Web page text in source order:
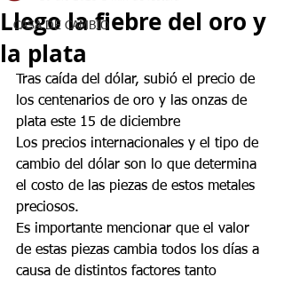
CASA DE CAMBIO
Llego la fiebre del oro y
la plata
Tras caída del dólar, subió el precio de
los centenarios de oro y las onzas de
plata este 15 de diciembre
Los precios internacionales y el tipo de
cambio del dólar son lo que determina
el costo de las piezas de estos metales
preciosos.
Es importante mencionar que el valor
de estas piezas cambia todos los días a
causa de distintos factores tanto